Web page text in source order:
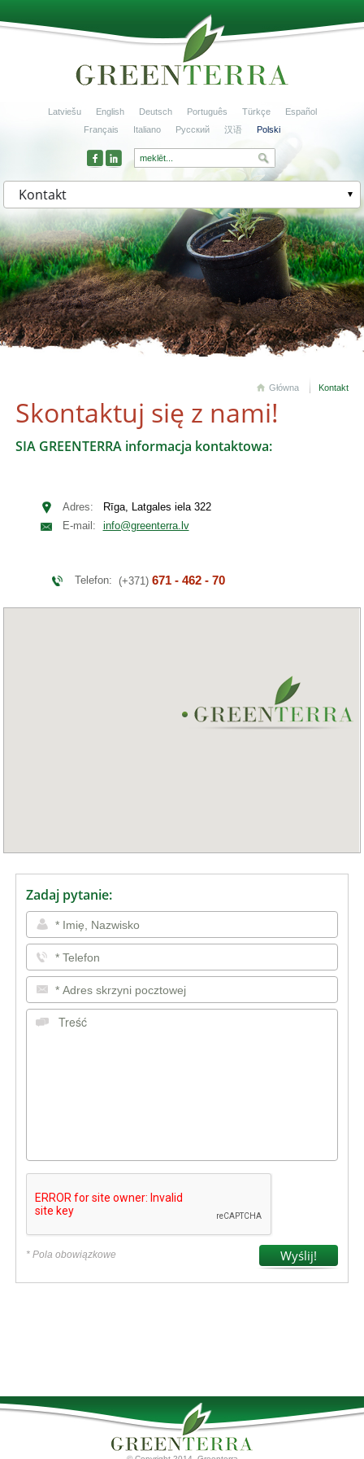
Latviešu English Deutsch Português Türkçe
Español
Français
Italiano Русский 汉语 Polski
Kontakt
Główna Kontakt
Skontaktuj się z nami!
SIA GREENTERRA informacja kontaktowa:
Adres:
Rīga, Latgales iela 322
E-mail:
info@greenterra.lv
Telefon: (+371) 671 - 462 - 70
Zadaj pytanie:
* Pola obowiązkowe